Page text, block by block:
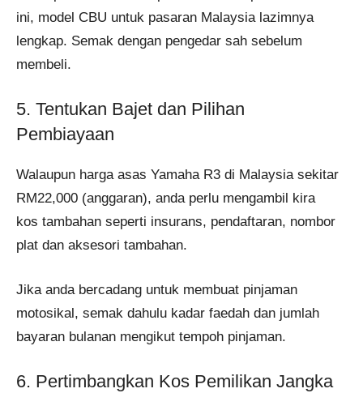
ini, model CBU untuk pasaran Malaysia lazimnya
lengkap. Semak dengan pengedar sah sebelum
membeli.
5. Tentukan Bajet dan Pilihan
Pembiayaan
Walaupun harga asas Yamaha R3 di Malaysia sekitar
RM22,000 (anggaran), anda perlu mengambil kira
kos tambahan seperti insurans, pendaftaran, nombor
plat dan aksesori tambahan.
Jika anda bercadang untuk membuat pinjaman
motosikal, semak dahulu kadar faedah dan jumlah
bayaran bulanan mengikut tempoh pinjaman.
6. Pertimbangkan Kos Pemilikan Jangka